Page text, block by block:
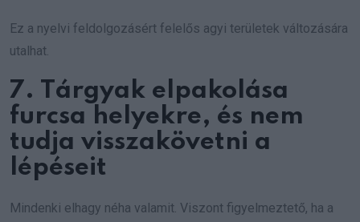
Ez a nyelvi feldolgozásért felelős agyi területek változására
utalhat.
7. Tárgyak elpakolása
furcsa helyekre, és nem
tudja visszakövetni a
lépéseit
Mindenki elhagy néha valamit. Viszont figyelmeztető, ha a